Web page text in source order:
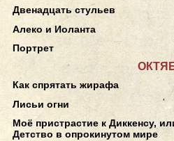
Двенадцать стульев
Алеко и Иоланта
Портрет
Как спрятать жирафа
Лисьи огни
Моё пристрастие к Диккенсу,
Детство в опрокинутом мире